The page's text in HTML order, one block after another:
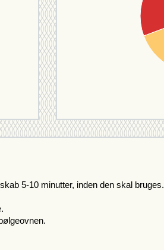
5-10 minutter, inden den skal bruges.